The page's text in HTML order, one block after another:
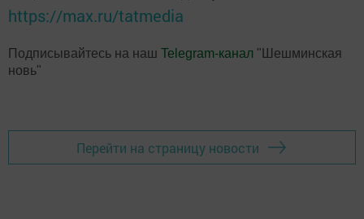
https://max.ru/tatmedia
Подписывайтесь на наш Telegram-канал "Шешминская
новь"
Перейти на страницу новости